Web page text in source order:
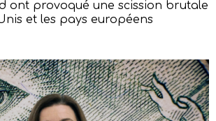
ont provoqué une scission brutale
et les pays européens